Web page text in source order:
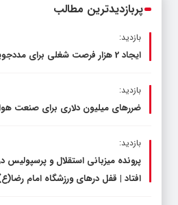
پربازدیدترین مطالب
بازدید:
ایجاد 2 هزار فرصت شغلی برای مددجویان طی ۵ سال گذشته
بازدید:
ضررهای میلیون دلاری برای صنعت
بازدید:
پرونده میزبانی استقلال و پرسپولیس
افتاد | قفل در‌های ورزشگاه امام